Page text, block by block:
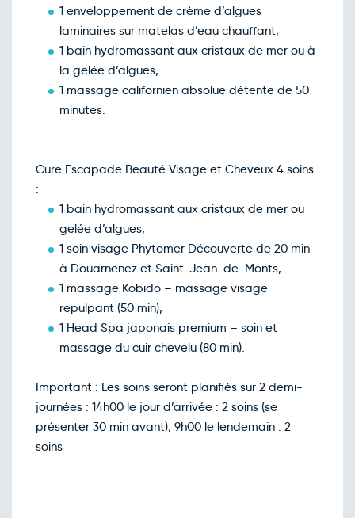
1 enveloppement de crème d’algues
laminaires sur matelas d’eau chauffant,
1 bain hydromassant aux cristaux de mer ou à
la gelée d’algues,
1 massage californien absolue détente de 50
minutes.
Cure Escapade Beauté Visage et Cheveux 4 soins
:
1 bain hydromassant aux cristaux de mer ou
gelée d’algues,
1 soin visage Phytomer Découverte de 20 min
à Douarnenez et Saint-Jean-de-Monts,
1 massage Kobido – massage visage
repulpant (50 min),
1 Head Spa japonais premium – soin et
massage du cuir chevelu (80 min).
Important : Les soins seront planifiés sur 2 demi-
journées : 14h00 le jour d’arrivée : 2 soins (se
présenter 30 min avant), 9h00 le lendemain : 2
soins